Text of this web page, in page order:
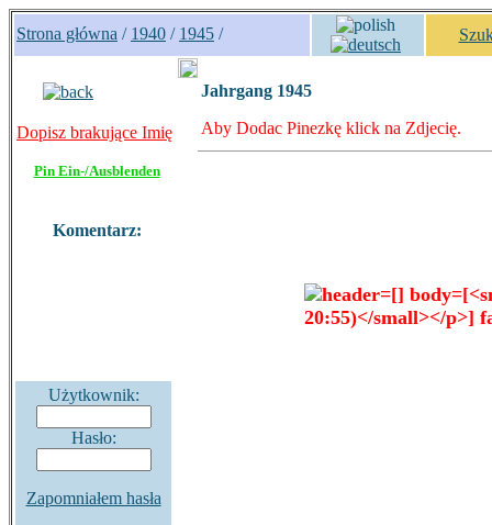
Strona główna / 1940 / 1945 /
Dopisz brakujące Imię
Pin Ein-/Ausblenden
Komentarz:
Użytkownik:
Hasło:
Zapomniałem hasła
Jahrgang 1945
Aby Dodac Pinezkę klick na Zdjecię.